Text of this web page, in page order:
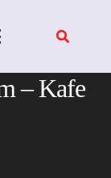
– Kafe